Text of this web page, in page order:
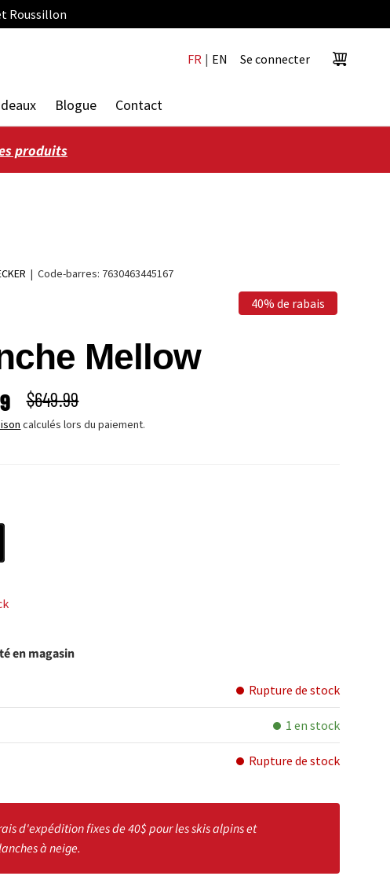
Roussillon
FR | EN Se connecter
Panier
Blogue Contact
produits
|Code-barres: 7630463445167
40% de rabais
Mellow
PRIX HABITUEL
$649.99
calculés lors du paiement.
en magasin
Rupture de stock
1 en stock
Rupture de stock
d'expédition fixes de 40$ pour les skis alpins et
à neige.